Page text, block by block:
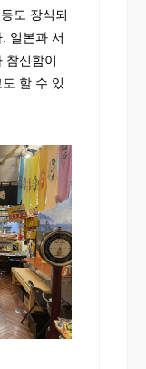
도 장식되
일본과 서
참신함이
할 수 있